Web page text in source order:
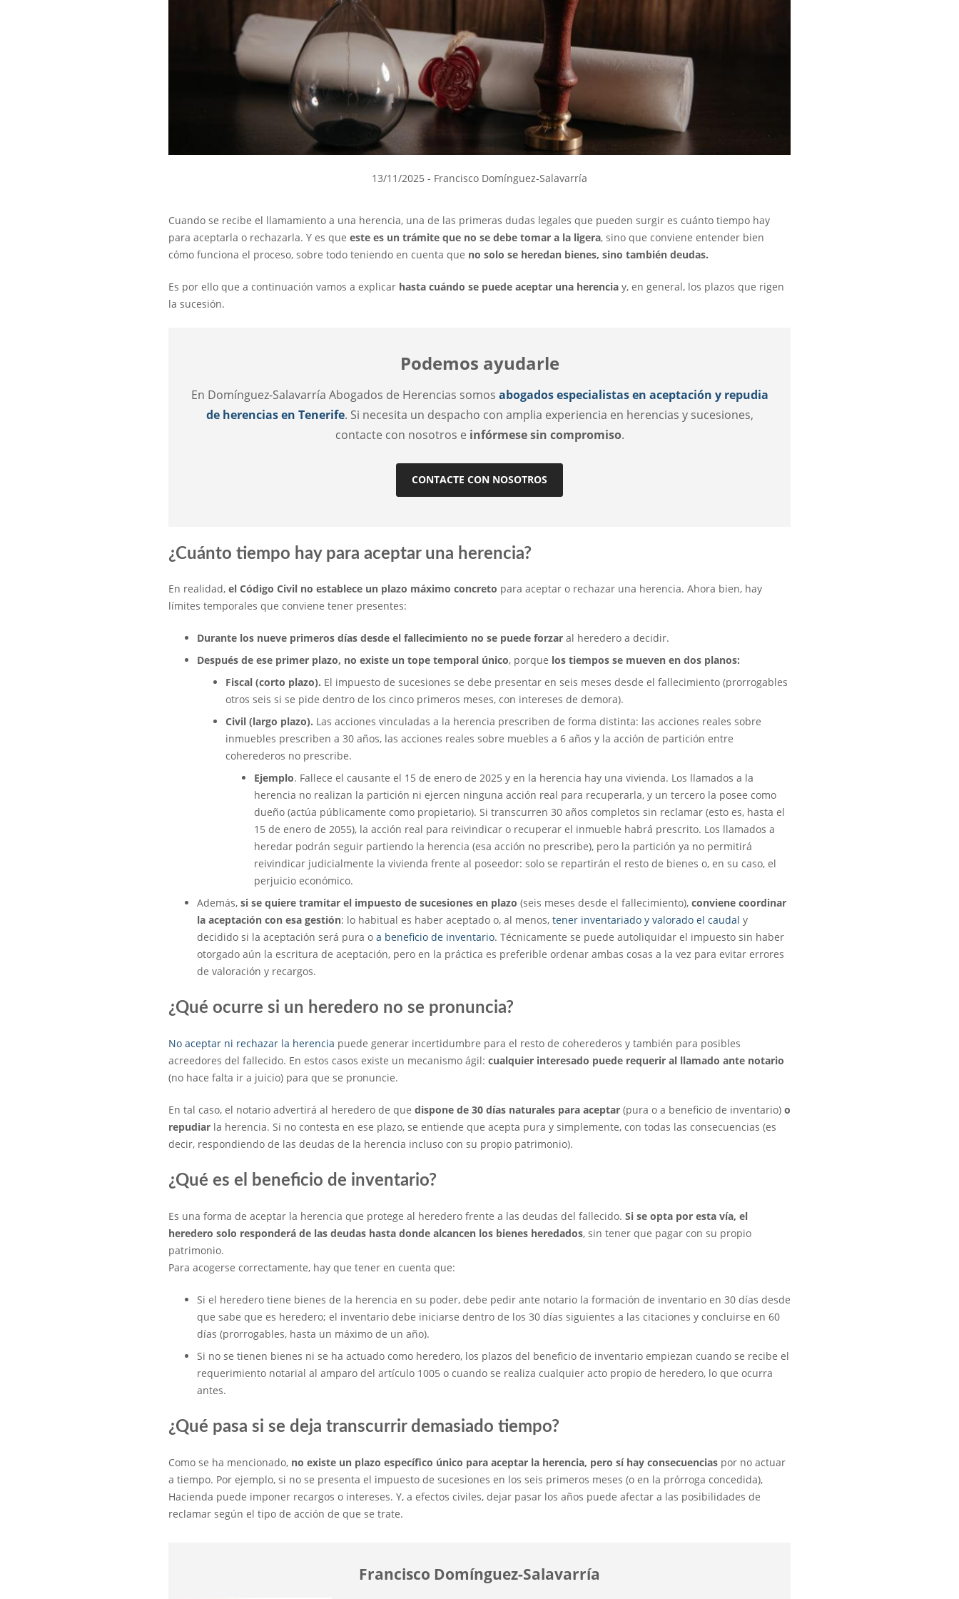
13/11/2025 - Francisco Domínguez-Salavarría
Cuando se recibe el llamamiento a una herencia, una de las primeras dudas legales que pueden surgir es cuánto tiempo hay
para aceptarla o rechazarla. Y es que este es un trámite que no se debe tomar a la ligera, sino que conviene entender bien
cómo funciona el proceso, sobre todo teniendo en cuenta que no solo se heredan bienes, sino también deudas.
Es por ello que a continuación vamos a explicar hasta cuándo se puede aceptar una herencia y, en general, los plazos que rigen
la sucesión.
Podemos ayudarle
En Domínguez-Salavarría Abogados de Herencias somos abogados especialistas en aceptación y repudia
de herencias en Tenerife. Si necesita un despacho con amplia experiencia en herencias y sucesiones,
contacte con nosotros e infórmese sin compromiso.
CONTACTE CON NOSOTROS
¿Cuánto tiempo hay para aceptar una herencia?
En realidad, el Código Civil no establece un plazo máximo concreto para aceptar o rechazar una herencia. Ahora bien, hay
límites temporales que conviene tener presentes:
Durante los nueve primeros días desde el fallecimiento no se puede forzar al heredero a decidir.
Después de ese primer plazo, no existe un tope temporal único, porque los tiempos se mueven en dos planos:
Fiscal (corto plazo). El impuesto de sucesiones se debe presentar en seis meses desde el fallecimiento (prorrogables
otros seis si se pide dentro de los cinco primeros meses, con intereses de demora).
Civil (largo plazo). Las acciones vinculadas a la herencia prescriben de forma distinta: las acciones reales sobre
inmuebles prescriben a 30 años, las acciones reales sobre muebles a 6 años y la acción de partición entre
coherederos no prescribe.
Ejemplo. Fallece el causante el 15 de enero de 2025 y en la herencia hay una vivienda. Los llamados a la
herencia no realizan la partición ni ejercen ninguna acción real para recuperarla, y un tercero la posee como
dueño (actúa públicamente como propietario). Si transcurren 30 años completos sin reclamar (esto es, hasta el
15 de enero de 2055), la acción real para reivindicar o recuperar el inmueble habrá prescrito. Los llamados a
heredar podrán seguir partiendo la herencia (esa acción no prescribe), pero la partición ya no permitirá
reivindicar judicialmente la vivienda frente al poseedor: solo se repartirán el resto de bienes o, en su caso, el
perjuicio económico.
Además, si se quiere tramitar el impuesto de sucesiones en plazo (seis meses desde el fallecimiento), conviene coordinar
la aceptación con esa gestión: lo habitual es haber aceptado o, al menos, tener inventariado y valorado el caudal y
decidido si la aceptación será pura o a beneficio de inventario. Técnicamente se puede autoliquidar el impuesto sin haber
otorgado aún la escritura de aceptación, pero en la práctica es preferible ordenar ambas cosas a la vez para evitar errores
de valoración y recargos.
¿Qué ocurre si un heredero no se pronuncia?
No aceptar ni rechazar la herencia puede generar incertidumbre para el resto de coherederos y también para posibles
acreedores del fallecido. En estos casos existe un mecanismo ágil: cualquier interesado puede requerir al llamado ante notario
(no hace falta ir a juicio) para que se pronuncie.
En tal caso, el notario advertirá al heredero de que dispone de 30 días naturales para aceptar (pura o a beneficio de inventario) o
repudiar la herencia. Si no contesta en ese plazo, se entiende que acepta pura y simplemente, con todas las consecuencias (es
decir, respondiendo de las deudas de la herencia incluso con su propio patrimonio).
¿Qué es el beneficio de inventario?
Es una forma de aceptar la herencia que protege al heredero frente a las deudas del fallecido. Si se opta por esta vía, el
heredero solo responderá de las deudas hasta donde alcancen los bienes heredados, sin tener que pagar con su propio
patrimonio.
Para acogerse correctamente, hay que tener en cuenta que:
Si el heredero tiene bienes de la herencia en su poder, debe pedir ante notario la formación de inventario en 30 días desde
que sabe que es heredero; el inventario debe iniciarse dentro de los 30 días siguientes a las citaciones y concluirse en 60
días (prorrogables, hasta un máximo de un año).
Si no se tienen bienes ni se ha actuado como heredero, los plazos del beneficio de inventario empiezan cuando se recibe el
requerimiento notarial al amparo del artículo 1005 o cuando se realiza cualquier acto propio de heredero, lo que ocurra
antes.
¿Qué pasa si se deja transcurrir demasiado tiempo?
Como se ha mencionado, no existe un plazo específico único para aceptar la herencia, pero sí hay consecuencias por no actuar
a tiempo. Por ejemplo, si no se presenta el impuesto de sucesiones en los seis primeros meses (o en la prórroga concedida),
Hacienda puede imponer recargos o intereses. Y, a efectos civiles, dejar pasar los años puede afectar a las posibilidades de
reclamar según el tipo de acción de que se trate.
Francisco Domínguez-Salavarría